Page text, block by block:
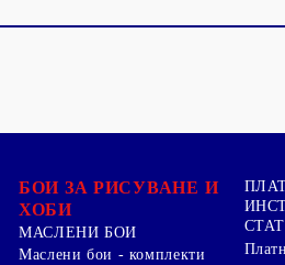
БОИ ЗА РИСУВАНЕ И
ХОБИ
МАСЛЕНИ БОИ
Маслени бои - комплекти